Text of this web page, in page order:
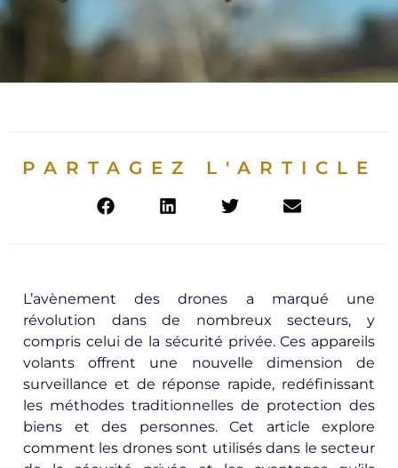
PARTAGEZ L'ARTICLE
L’avènement des drones a marqué une
révolution dans de nombreux secteurs, y
compris celui de la sécurité privée. Ces appareils
volants offrent une nouvelle dimension de
surveillance et de réponse rapide, redéfinissant
les méthodes traditionnelles de protection des
biens et des personnes. Cet article explore
comment les drones sont utilisés dans le secteur